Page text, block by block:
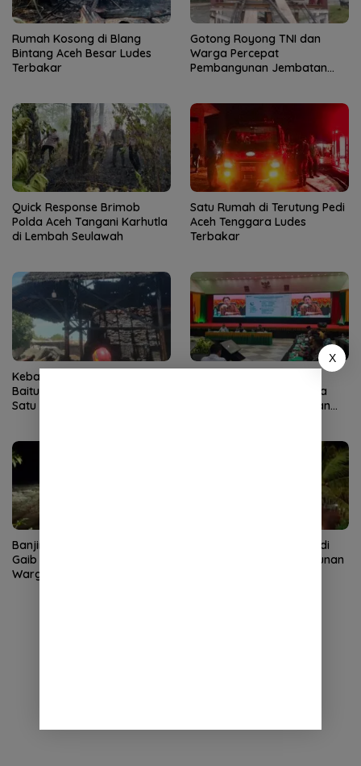
Rumah Kosong di Blang
Bintang Aceh Besar Ludes
Terbakar
Gotong Royong TNI dan
Warga Percepat
Pembangunan Jembatan
Quick Response Brimob
Polda Aceh Tangani Karhutla
di Lembah Seulawah
Satu Rumah di Terutung Pedi
Aceh Tenggara Ludes
Terbakar
Kebakaran Dapur Bata di
Baitussalam Aceh Besar,
Satu Bangunan Kayu Hangus
Pemulihan Pascabencana
Aceh, Gandeng Perguruan
Banjir Bandang Terjang Rikit
Gaib Gayo Lues, Rumah
Warga Sempat Terendam
Kebakaran Dapur Bata di
Baitussalam, Satu Bangunan
X